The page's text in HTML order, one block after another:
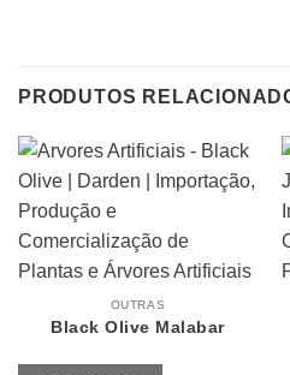
PRODUTOS
OUTRAS
Black Olive Malabar